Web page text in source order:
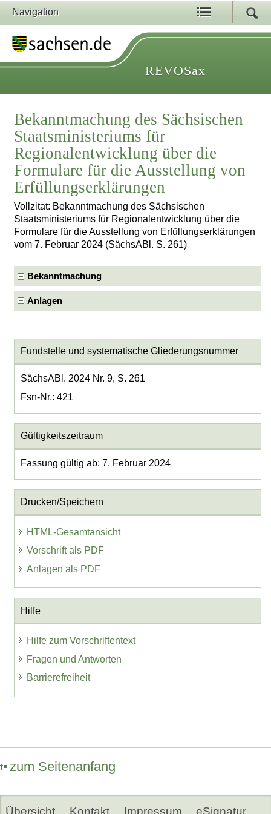
Navigation
REVOSax
Bekanntmachung des Sächsischen
Staatsministeriums für
Regionalentwicklung über die
Formulare für die Ausstellung von
Erfüllungserklärungen
Vollzitat: Bekanntmachung des Sächsischen
Staatsministeriums für Regionalentwicklung über die
Formulare für die Ausstellung von Erfüllungserklärungen
vom 7. Februar 2024 (SächsABl. S. 261)
Bekanntmachung
Anlagen
Fundstelle und systematische Gliederungsnummer
SächsABl. 2024 Nr. 9, S. 261
Fsn-Nr.: 421
Gültigkeitszeitraum
Fassung gültig ab: 7. Februar 2024
Drucken/Speichern
HTML-Gesamtansicht
Vorschrift als PDF
Anlagen als PDF
Hilfe
Hilfe zum Vorschriftentext
Fragen und Antworten
Barrierefreiheit
zum Seitenanfang
Übersicht Kontakt Impressum eSignatur